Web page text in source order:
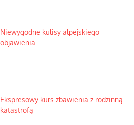
Niewygodne kulisy alpejskiego
objawienia
Ekspresowy kurs zbawienia z rodzinną
katastrofą